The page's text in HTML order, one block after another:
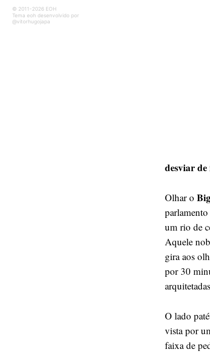
© 2011-2026 EOH
Tema eoh desenvolvido por
@vitorhugojapa
desviar de
Olhar o
um rio de
Aquele
gira aos
por 30
O lado
vista por
faixa de